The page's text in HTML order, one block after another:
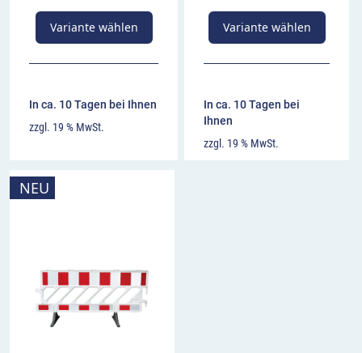
Variante wählen
In ca. 10 Tagen bei Ihnen
zzgl. 19 % MwSt.
Variante wählen
In ca. 10 Tagen bei
Ihnen
zzgl. 19 % MwSt.
NEU